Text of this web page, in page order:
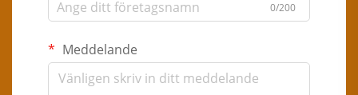
0/200
Meddelande